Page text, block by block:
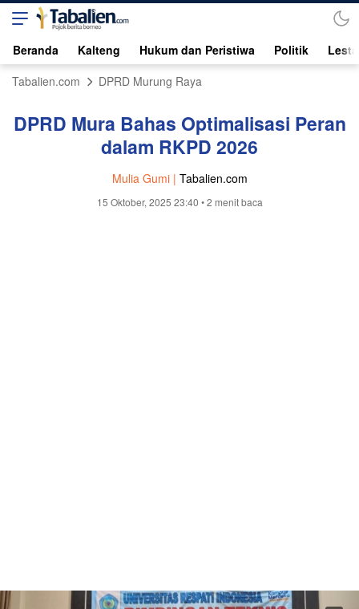
Beranda Kalteng Hukum dan Peristiwa Politik
Tabalien.com
DPRD Murung Raya
DPRD Mura Bahas Optimalisasi Peran
dalam RKPD 2026
Mulia Gumi | Tabalien.com
15 Oktober, 2025 23:40 • 2 menit baca